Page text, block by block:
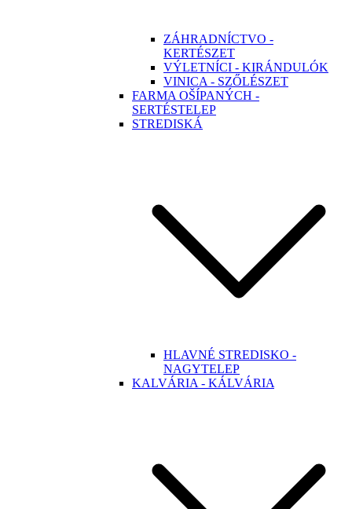
ZÁHRADNÍCTVO -
KERTÉSZET
VÝLETNÍCI - KIRÁNDULÓK
VINICA - SZŐLÉSZET
FARMA OŠÍPANÝCH -
SERTÉSTELEP
STREDISKÁ
HLAVNÉ STREDISKO -
NAGYTELEP
KALVÁRIA - KÁLVÁRIA